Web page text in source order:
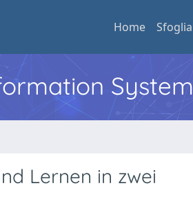
Home Sfoglia
System
Lernen in zwei